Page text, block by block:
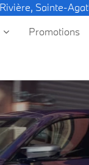
Sainte-
Promotions